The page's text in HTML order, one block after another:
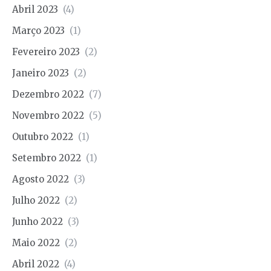
Abril 2023 (4)
Março 2023 (1)
Fevereiro 2023 (2)
Janeiro 2023 (2)
Dezembro 2022 (7)
Novembro 2022 (5)
Outubro 2022 (1)
Setembro 2022 (1)
Agosto 2022 (3)
Julho 2022 (2)
Junho 2022 (3)
Maio 2022 (2)
Abril 2022 (4)